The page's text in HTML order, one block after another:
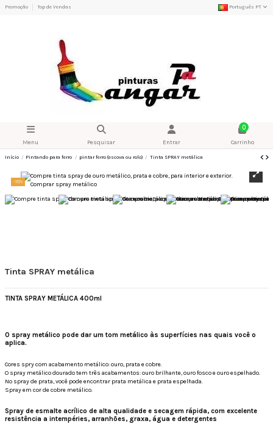
Promoção Top de Vendas Português PT
Menu Pesquisar Entrar
0
Carrinho
Início Pintando para ferro pintar ferro (escova ou rolo) Tinta SPRAY metálica
-10%
Tinta SPRAY metálica
TINTA SPRAY METÁLICA 400ml
O spray metálico pode dar um tom metálico às superfícies nas quais você o
aplica.
Cores spry com acabamento metálico: ouro, prata e cobre.
O spray metálico dourado tem três acabamentos: ouro brilhante, ouro fosco e ouro espelhado.
No spray de prata, você pode encontrar prata metálica e prata espelhada.
Spray em cor de cobre metálico.
Spray de esmalte acrílico de alta qualidade e secagem rápida, com excelente
resistência a intempéries, arranhões, graxa, água e detergentes